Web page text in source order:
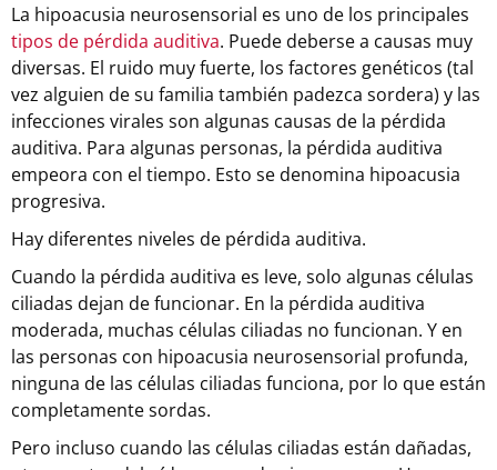
La hipoacusia neurosensorial es uno de los principales
tipos de pérdida auditiva. Puede deberse a causas muy
diversas. El ruido muy fuerte, los factores genéticos (tal
vez alguien de su familia también padezca sordera) y las
infecciones virales son algunas causas de la pérdida
auditiva. Para algunas personas, la pérdida auditiva
empeora con el tiempo. Esto se denomina hipoacusia
progresiva.
Hay diferentes niveles de pérdida auditiva.
Cuando la pérdida auditiva es leve, solo algunas células
ciliadas dejan de funcionar. En la pérdida auditiva
moderada, muchas células ciliadas no funcionan. Y en
las personas con hipoacusia neurosensorial profunda,
ninguna de las células ciliadas funciona, por lo que están
completamente sordas.
Pero incluso cuando las células ciliadas están dañadas,